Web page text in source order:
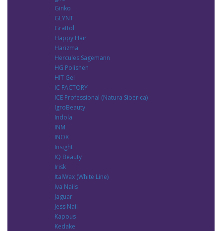
Ginko
GLYNT
Grattol
Happy Hair
Harizma
Hercules Sagemann
HG Polishen
HIT Gel
IC FACTORY
ICE Professional (Natura Siberica)
IgroBeauty
Indola
INM
INOX
Insight
IQ Beauty
Irisk
ItalWax (White Line)
Iva Nails
Jaguar
Jess Nail
Kapous
Kedake